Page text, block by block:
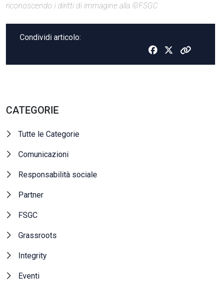
riconoscendo i diritti di immagine alla ©FSGC
Condividi articolo:
CATEGORIE
Tutte le Categorie
Comunicazioni
Responsabilità sociale
Partner
FSGC
Grassroots
Integrity
Eventi